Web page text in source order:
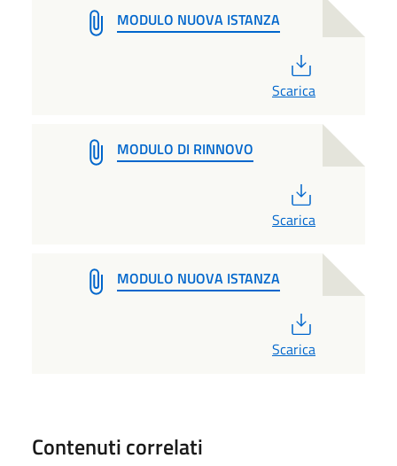
MODULO NUOVA ISTANZA
Scarica
MODULO DI RINNOVO
Scarica
MODULO NUOVA ISTANZA
Scarica
Contenuti correlati